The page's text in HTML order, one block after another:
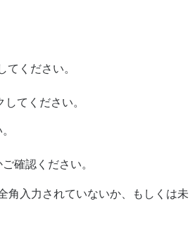
てください。
てください。
確認ください。
角入力されていないか、もしくは未